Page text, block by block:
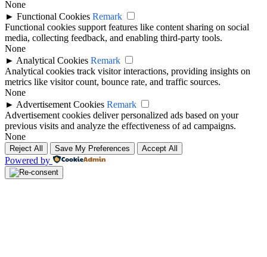
None
► Functional Cookies Remark
Functional cookies support features like content sharing on social
media, collecting feedback, and enabling third-party tools.
None
► Analytical Cookies Remark
Analytical cookies track visitor interactions, providing insights on
metrics like visitor count, bounce rate, and traffic sources.
None
► Advertisement Cookies Remark
Advertisement cookies deliver personalized ads based on your
previous visits and analyze the effectiveness of ad campaigns.
None
Reject All Save My Preferences Accept All
Powered by